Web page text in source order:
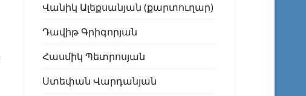
Վանիկ Ալեքսանյան (քարտուղար)
Դավիթ Գրիգորյան
Հասմիկ Պետրոսյան
Ստեփան Վարդանյան